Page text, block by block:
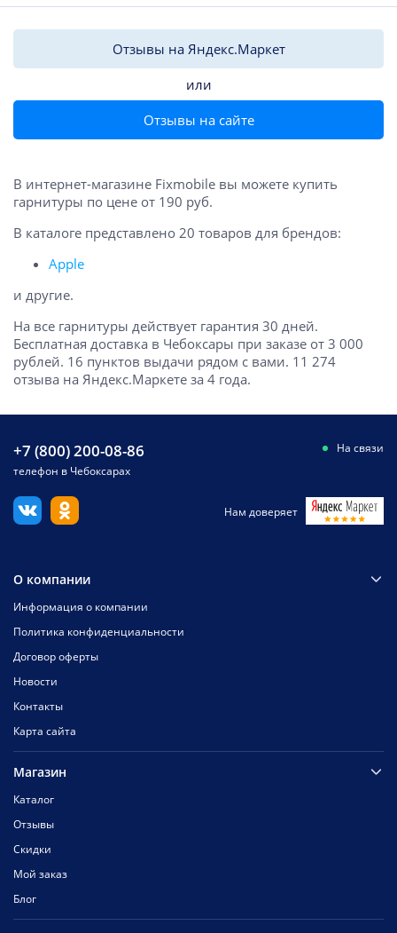
Отзывы на Яндекс.Маркет
или
Отзывы на сайте
В интернет-магазине Fixmobile вы можете купить
гарнитуры по цене от 190 руб.
В каталоге представлено 20 товаров для брендов:
Apple
и другие.
На все гарнитуры действует гарантия 30 дней.
Бесплатная доставка в Чебоксары при заказе от 3 000
рублей. 16 пунктов выдачи рядом с вами. 11 274
отзыва на Яндекс.Маркете за 4 года.
+7 (800) 200-08-86
телефон в Чебоксарах
На связи
Нам доверяет
О компании
Информация о компании
Политика конфиденциальности
Договор оферты
Новости
Контакты
Карта сайта
Магазин
Каталог
Отзывы
Скидки
Мой заказ
Блог